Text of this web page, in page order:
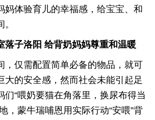
妈体验育儿的幸福感，给宝宝、和
落子洛阳 给背奶妈妈尊重和温暖
，仅需配置简单必备的物品，就可
大的安全感，然而社会未能引起足
们“喂奶要猫在角落里，换尿布得当
，蒙牛瑞哺恩用实际行动“安喂”背